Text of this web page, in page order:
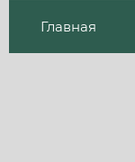
Главная